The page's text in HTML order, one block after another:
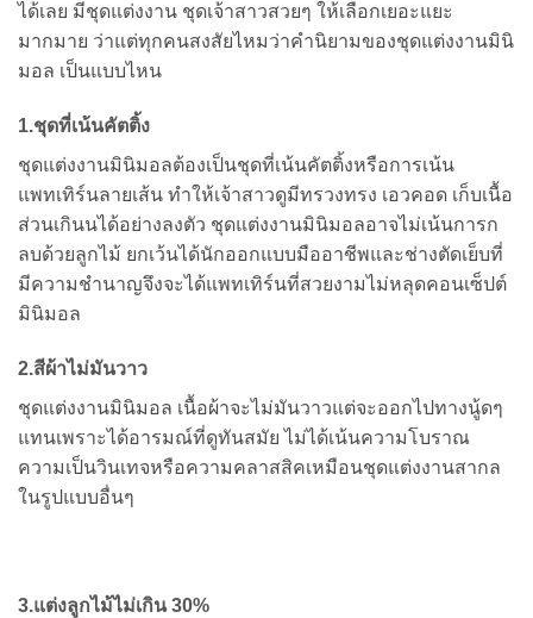
ได้เลย มีชุดแต่งงาน ชุดเจ้าสาวสวยๆ ให้เลือกเยอะแยะ
มากมาย ว่าแต่ทุกคนสงสัยไหมว่าคำนิยามของชุดแต่งงานมินิ
มอล เป็นแบบไหน
1.ชุดที่เน้นคัตติ้ง
ชุดแต่งงานมินิมอลต้องเป็นชุดที่เน้นคัตติ้งหรือการเน้น
แพทเทิร์นลายเส้น ทำให้เจ้าสาวดูมีทรวงทรง เอวคอด เก็บเนื้อ
ส่วนเกินนได้อย่างลงตัว ชุดแต่งงานมินิมอลอาจไม่เน้นการก
ลบด้วยลูกไม้ ยกเว้นได้นักออกแบบมืออาชีพและช่างตัดเย็บที่
มีความชำนาญจึงจะได้แพทเทิร์นที่สวยงามไม่หลุดคอนเซ็ปต์
มินิมอล
2.สีผ้าไม่มันวาว
ชุดแต่งงานมินิมอล เนื้อผ้าจะไม่มันวาวแต่จะออกไปทางนู้ดๆ
แทนเพราะได้อารมณ์ที่ดูทันสมัย ไม่ได้เน้นความโบราณ
ความเป็นวินเทจหรือความคลาสสิคเหมือนชุดแต่งงานสากล
ในรูปแบบอื่นๆ
3.แต่งลูกไม้ไม่เกิน 30%